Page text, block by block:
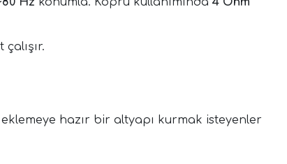
hazır bir altyapı kurmak isteyenler